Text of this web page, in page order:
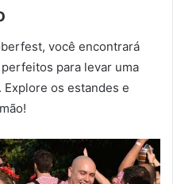
você encontrará
para levar uma
os estandes e